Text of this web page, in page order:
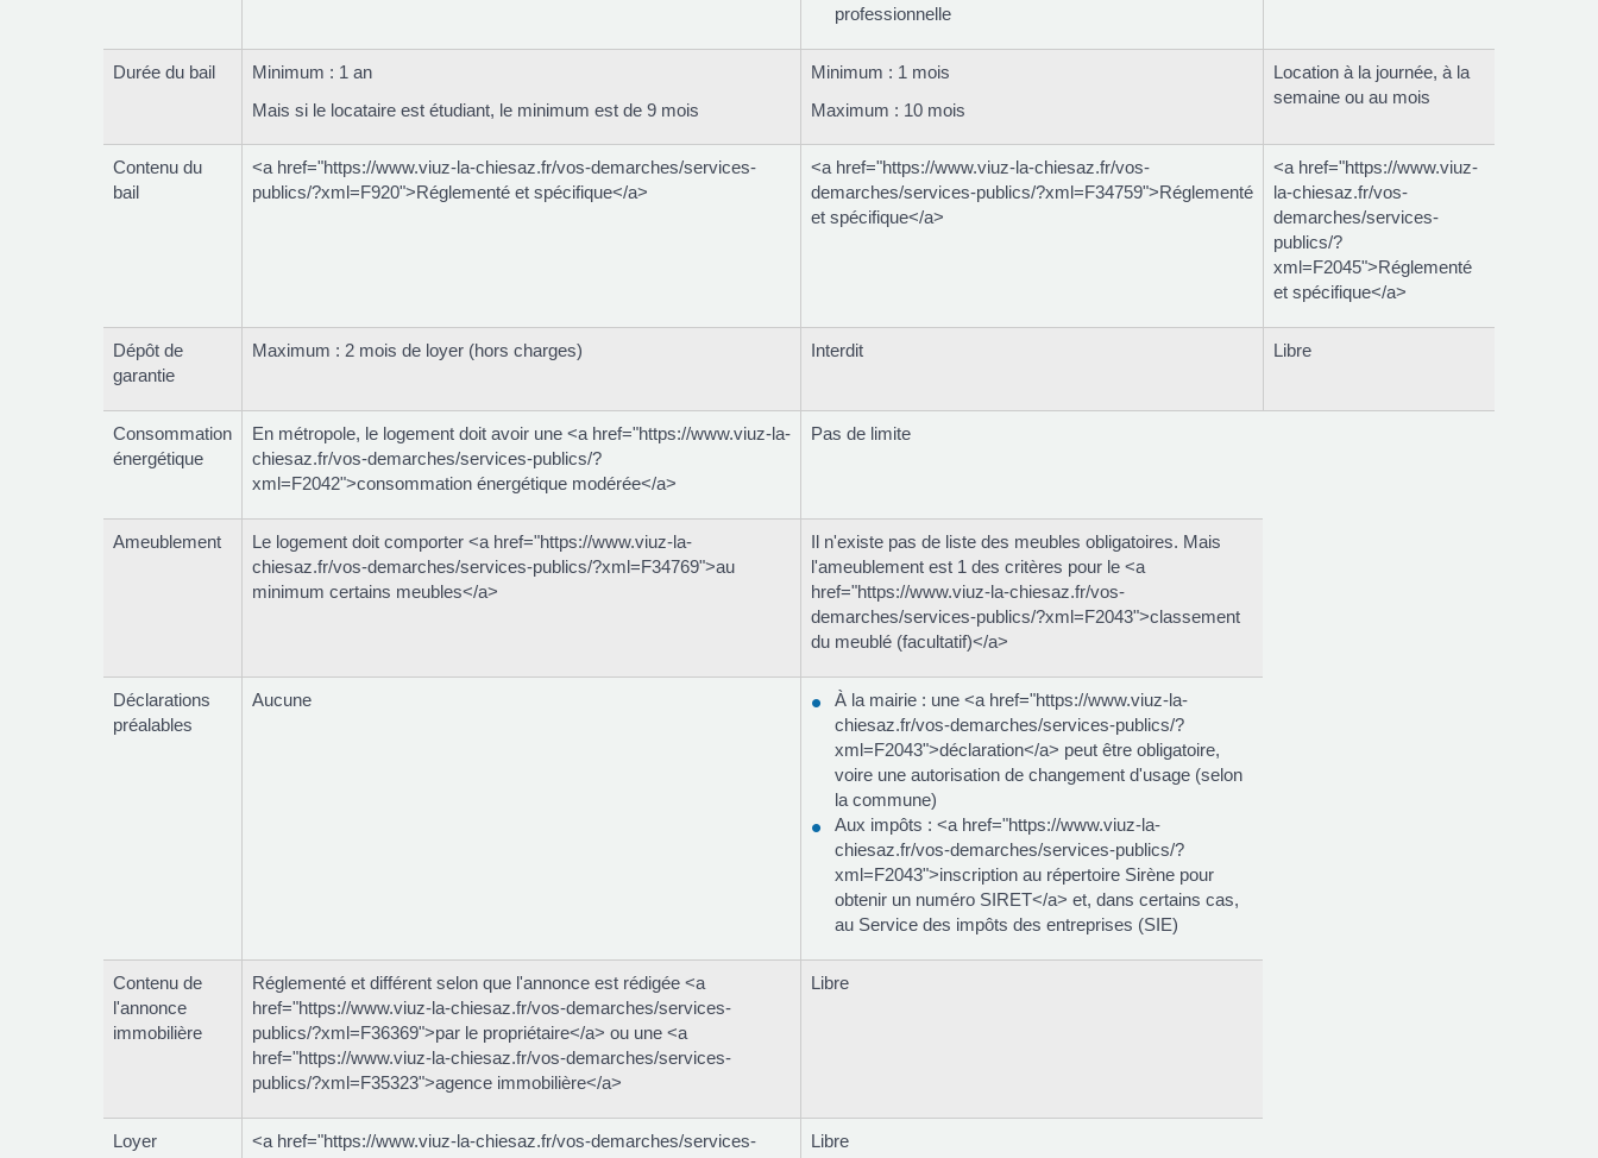
professionnelle
Durée du bail
Minimum : 1 an
Mais si le locataire est étudiant, le minimum est de 9 mois
Minimum : 1 mois
Maximum : 10 mois
Location à la journée, à la
semaine ou au mois
Contenu du
bail
<a href="https://www.viuz-la-chiesaz.fr/vos-demarches/services-
publics/?xml=F920">Réglementé et spécifique</a>
<a href="https://www.viuz-la-chiesaz.fr/vos-
demarches/services-publics/?xml=F34759">Réglementé
et spécifique</a>
<a href="https://www.viuz-
la-chiesaz.fr/vos-
demarches/services-
publics/?
xml=F2045">Réglementé
et spécifique</a>
Dépôt de
garantie
Maximum : 2 mois de loyer (hors charges) Interdit Libre
Consommation
énergétique
En métropole, le logement doit avoir une <a href="https://www.viuz-la-
chiesaz.fr/vos-demarches/services-publics/?
xml=F2042">consommation énergétique modérée</a>
Pas de limite
Ameublement
Le logement doit comporter <a href="https://www.viuz-la-
chiesaz.fr/vos-demarches/services-publics/?xml=F34769">au
minimum certains meubles</a>
Il n'existe pas de liste des meubles obligatoires. Mais
l'ameublement est 1 des critères pour le <a
href="https://www.viuz-la-chiesaz.fr/vos-
demarches/services-publics/?xml=F2043">classement
du meublé (facultatif)</a>
Déclarations
préalables
Aucune
À la mairie : une <a href="https://www.viuz-la-
chiesaz.fr/vos-demarches/services-publics/?
xml=F2043">déclaration</a> peut être obligatoire,
voire une autorisation de changement d'usage (selon
la commune)
Aux impôts : <a href="https://www.viuz-la-
chiesaz.fr/vos-demarches/services-publics/?
xml=F2043">inscription au répertoire Sirène pour
obtenir un numéro SIRET</a> et, dans certains cas,
au Service des impôts des entreprises (SIE)
Contenu de
l'annonce
immobilière
Réglementé et différent selon que l'annonce est rédigée <a
href="https://www.viuz-la-chiesaz.fr/vos-demarches/services-
publics/?xml=F36369">par le propriétaire</a> ou une <a
href="https://www.viuz-la-chiesaz.fr/vos-demarches/services-
publics/?xml=F35323">agence immobilière</a>
Libre
Loyer
<a href="https://www.viuz-la-chiesaz.fr/vos-demarches/services-
Libre